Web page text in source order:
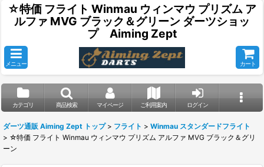
☆特価 フライト Winmau ウィンマウ プリズム ア
ルファ MVG ブラック＆グリーン ダーツショッ
プ Aiming Zept
メニュー カート
カテゴリ 商品検索 マイページ ご利用案内 ログイン
ダーツ通販 Aiming Zept トップ > フライト > Winmau スタンダードフライト
> ☆特価 フライト Winmau ウィンマウ プリズム アルファ MVG ブラック＆グリ
ーン